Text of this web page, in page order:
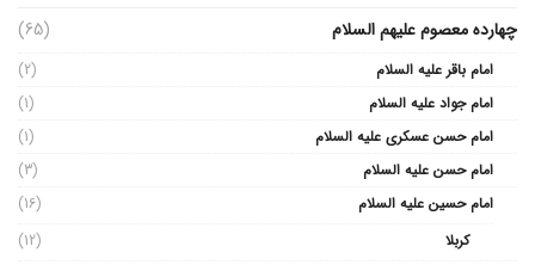
چهارده معصوم علیهم السلام
(65)
امام باقر علیه السلام
(2)
امام جواد علیه السلام
(1)
امام حسن عسکری علیه السلام
(1)
امام حسن علیه السلام
(3)
امام حسین علیه السلام
(16)
کربلا
(12)